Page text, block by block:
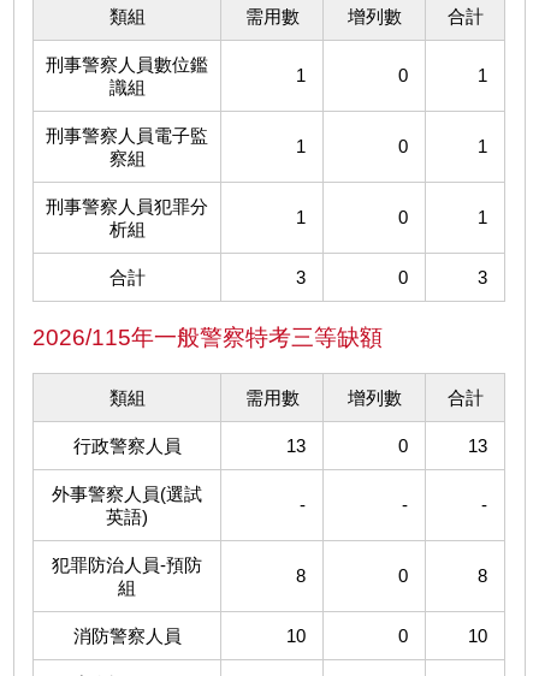
類組 需用數 增列數 合計
刑事警察人員數位鑑
識組
1 0 1
刑事警察人員電子監
察組
1 0 1
刑事警察人員犯罪分
析組
1 0 1
合計 3 0 3
2026/115年一般警察特考三等缺額
類組 需用數 增列數 合計
行政警察人員 13 0 13
外事警察人員(選試
英語)
- - -
犯罪防治人員-預防
組
8 0 8
消防警察人員 10 0 10